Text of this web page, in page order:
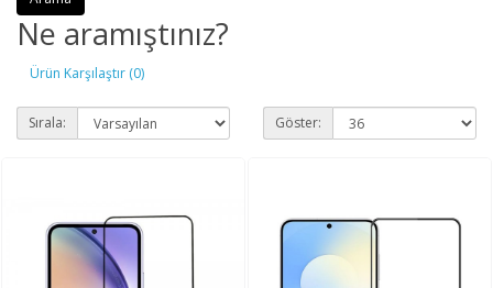
Ne aramıştınız?
Ürün Karşılaştır (0)
Sırala: Göster: